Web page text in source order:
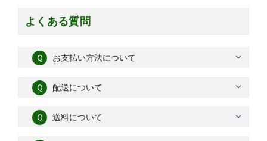
よくある質問
Ｑ お支払い方法について
Ｑ 配送について
Ｑ 送料について